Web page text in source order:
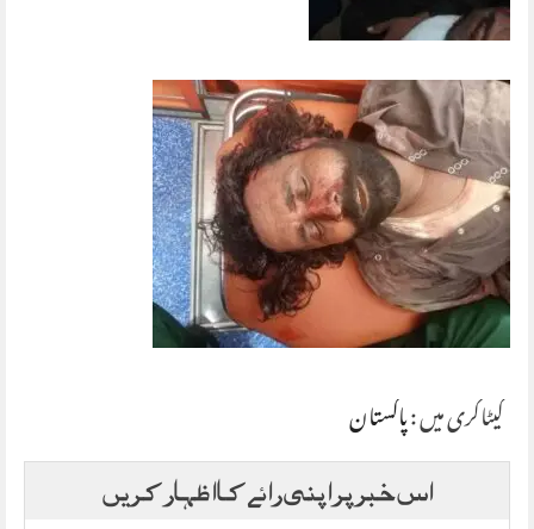
کیٹاگری میں :پاکستان
اس خبر پر اپنی رائے کا اظہار کریں